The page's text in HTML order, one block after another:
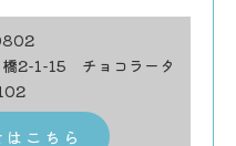
橋2-1-15 チョコラータ
こちら